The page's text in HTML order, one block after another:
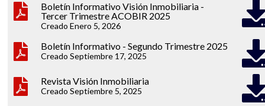
Boletín Informativo Visión Inmobiliaria -
Tercer Trimestre ACOBIR 2025
Creado Enero 5, 2026
Boletín Informativo - Segundo Trimestre 2025
Creado Septiembre 17, 2025
Revista Visión Inmobiliaria
Creado Septiembre 5, 2025